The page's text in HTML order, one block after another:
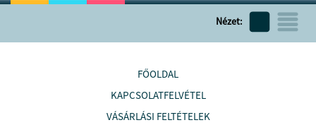
Nézet:
FŐOLDAL
KAPCSOLATFELVÉTEL
VÁSÁRLÁSI FELTÉTELEK